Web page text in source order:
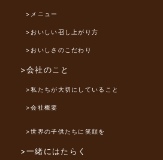
>メニュー
>おいしい召し上がり方
>おいしさのこだわり
>会社のこと
>私たちが大切にしていること
>会社概要
>世界の子供たちに笑顔を
>一緒にはたらく